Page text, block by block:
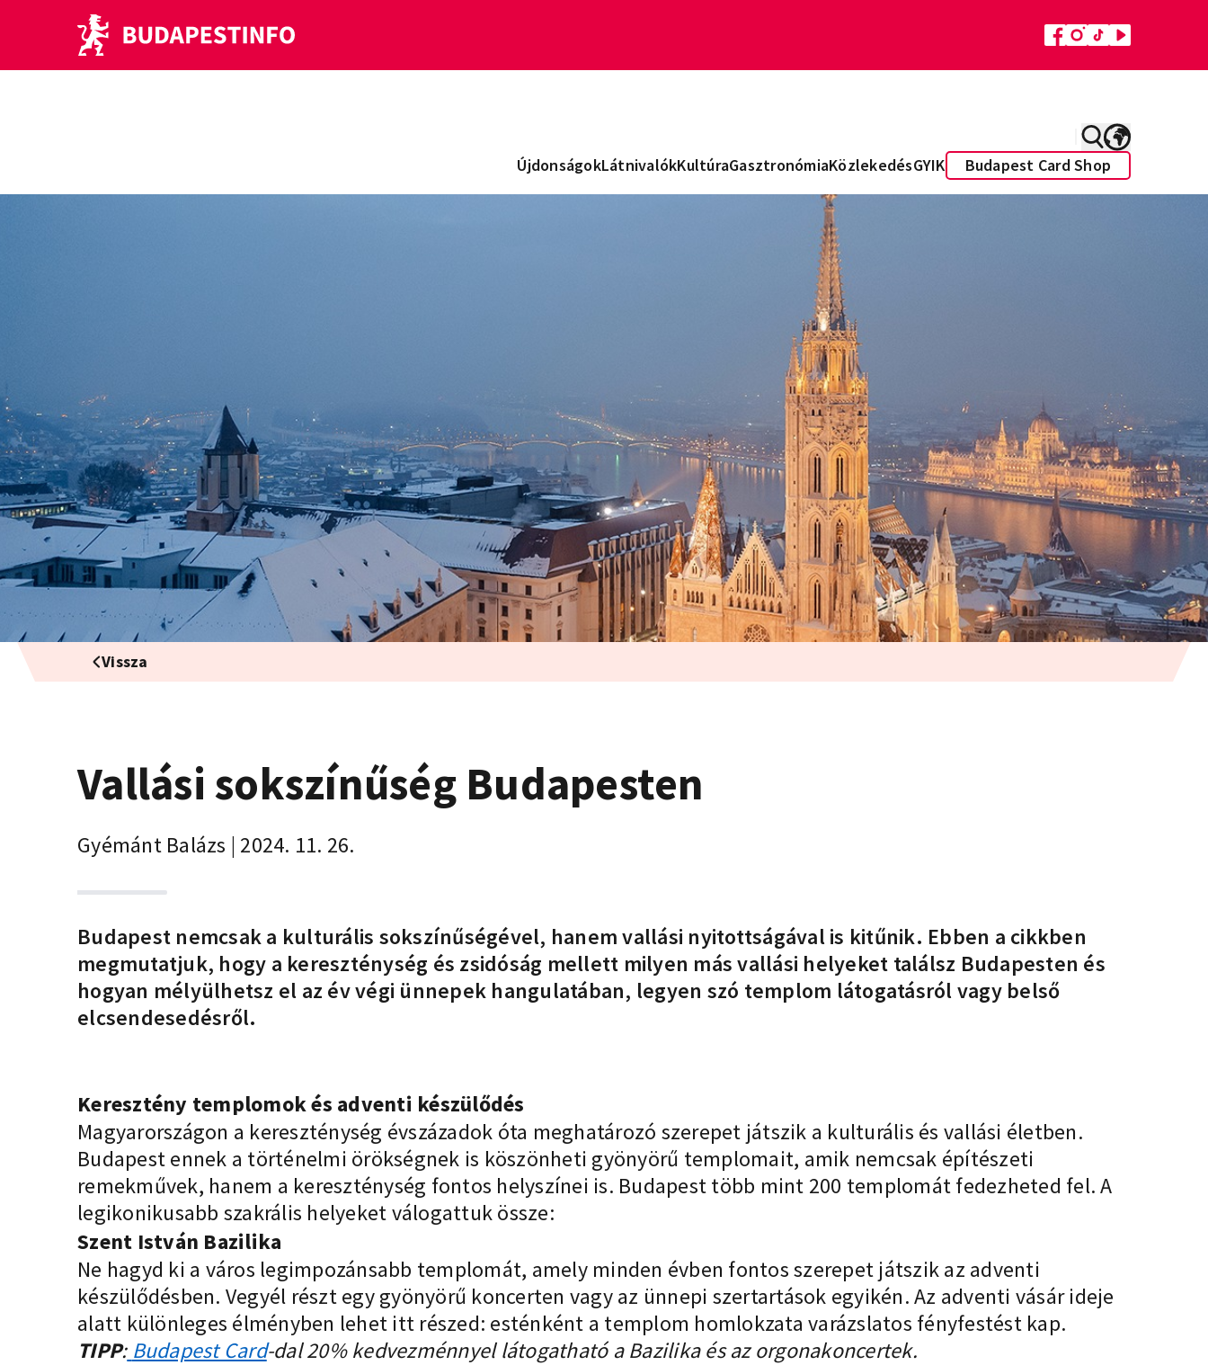
ÚjdonságokLátnivalókKultúraGasztronómiaKözlekedésGYIK Budapest Card Shop
Vissza
Vallási sokszínűség Budapesten
Gyémánt Balázs | 2024. 11. 26.
Budapest nemcsak a kulturális sokszínűségével, hanem vallási nyitottságával is kitűnik. Ebben a cikkben
megmutatjuk, hogy a kereszténység és zsidóság mellett milyen más vallási helyeket találsz Budapesten és
hogyan mélyülhetsz el az év végi ünnepek hangulatában, legyen szó templom látogatásról vagy belső
elcsendesedésről.
Keresztény templomok és adventi készülődés
Magyarországon a kereszténység évszázadok óta meghatározó szerepet játszik a kulturális és vallási életben.
Budapest ennek a történelmi örökségnek is köszönheti gyönyörű templomait, amik nemcsak építészeti
remekművek, hanem a kereszténység fontos helyszínei is. Budapest több mint 200 templomát fedezheted fel. A
legikonikusabb szakrális helyeket válogattuk össze:
Szent István Bazilika
Ne hagyd ki a város legimpozánsabb templomát, amely minden évben fontos szerepet játszik az adventi
készülődésben. Vegyél részt egy gyönyörű koncerten vagy az ünnepi szertartások egyikén. Az adventi vásár ideje
alatt különleges élményben lehet itt részed: esténként a templom homlokzata varázslatos fényfestést kap.
TIPP: Budapest Card-dal 20% kedvezménnyel látogatható a Bazilika és az orgonakoncertek.